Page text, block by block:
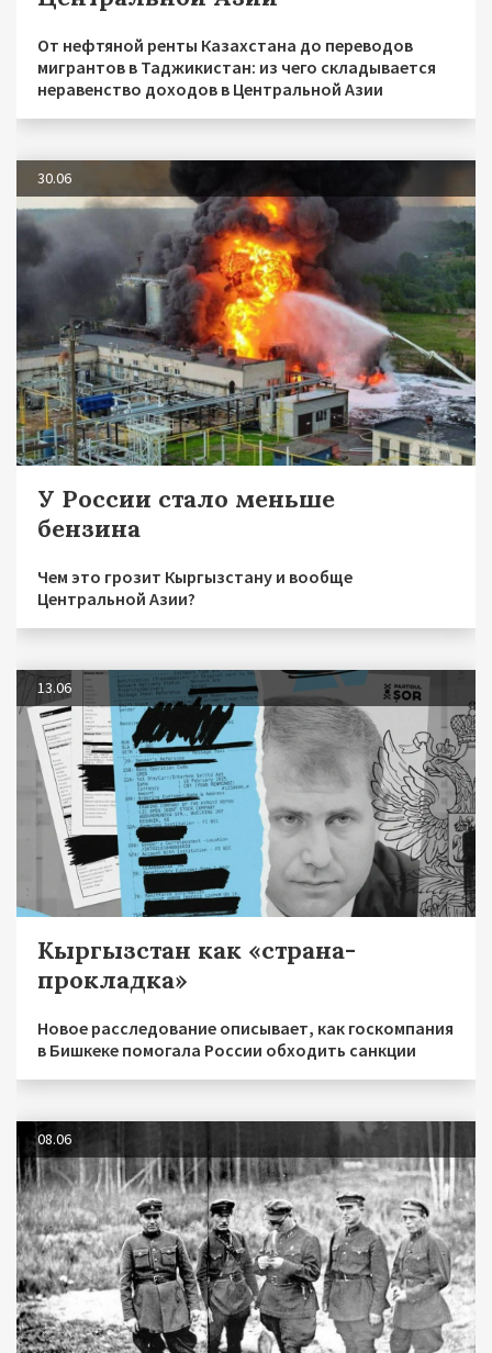
От нефтяной ренты Казахстана до переводов
мигрантов в Таджикистан: из чего складывается
неравенство доходов в Центральной Азии
30.06
У России стало меньше
бензина
Чем это грозит Кыргызстану и вообще
Центральной Азии?
13.06
Кыргызстан как «страна-
прокладка»
Новое расследование описывает, как госкомпания
в Бишкеке помогала России обходить санкции
08.06